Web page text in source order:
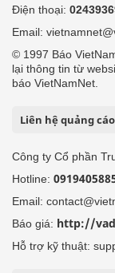
Điện thoại:
Email:
© 1997 Báo
lại thông tin từ
báo VietNamNet.
Liên hệ quảng cáo
Công ty Cổ phần
Hotline:
Email:
Báo giá: http://
Hỗ trợ kỹ thuật: